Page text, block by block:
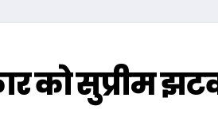
को सुप्रीम